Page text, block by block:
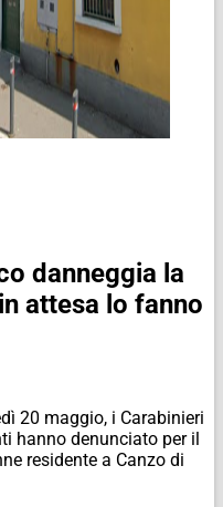
danneggia la
attesa lo fanno
20 maggio, i Carabinieri
hanno denunciato per il
residente a Canzo di